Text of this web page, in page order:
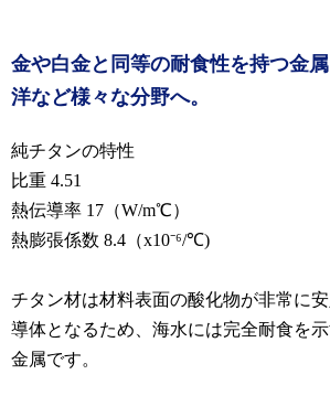
金や白金と同等の耐食性を持つ金
洋など様々な分野へ。
純チタンの特性
比重 4.51
熱伝導率 17（W/m℃）
熱膨張係数 8.4（x10⁻⁶/℃)
チタン材は材料表面の酸化物が非常に
導体となるため、海水には完全耐食を
金属です。